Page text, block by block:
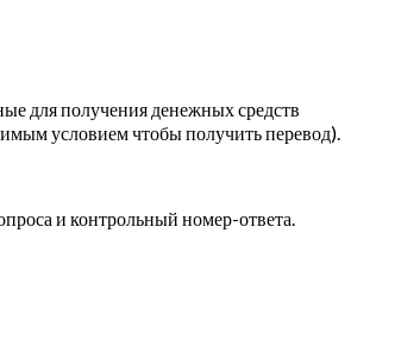
для получения денежных средств
условием чтобы получить перевод).
и контрольный номер-ответа.